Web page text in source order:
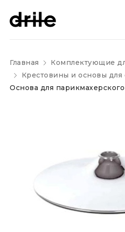
Главная
Комплектующие
Крестовины и основы для
Основа для